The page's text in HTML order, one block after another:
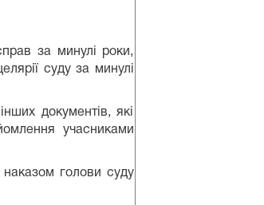
за минулі роки,
суду за минулі
документів, які
учасниками
наказом голови суду